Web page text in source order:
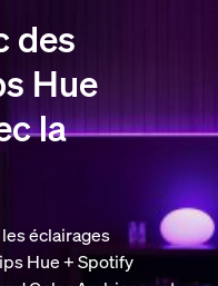
des
Hue
la
éclairages
Hue + Spotify